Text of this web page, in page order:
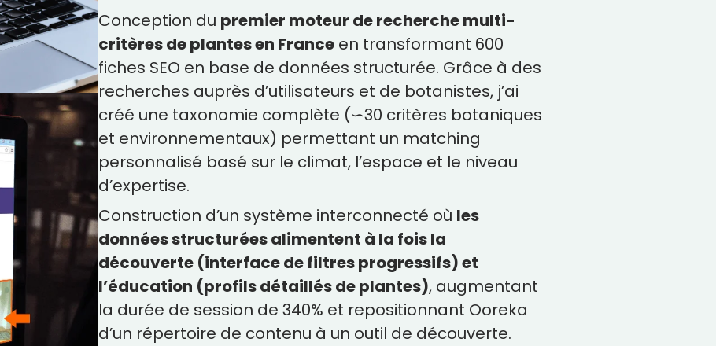
Conception du premier moteur de recherche multi-
critères de plantes en France en transformant 600
fiches SEO en base de données structurée. Grâce à des
recherches auprès d’utilisateurs et de botanistes, j’ai
créé une taxonomie complète (∽30 critères botaniques
et environnementaux) permettant un matching
personnalisé basé sur le climat, l’espace et le niveau
d’expertise.
Construction d’un système interconnecté où les
données structurées alimentent à la fois la
découverte (interface de filtres progressifs) et
l’éducation (profils détaillés de plantes), augmentant
la durée de session de 340% et repositionnant Ooreka
d’un répertoire de contenu à un outil de découverte.